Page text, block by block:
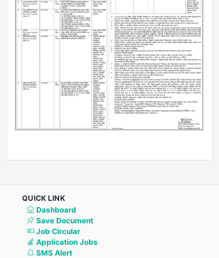
QUICK LINK
Dashboard
Save Document
Job Circular
Application Jobs
SMS Alert